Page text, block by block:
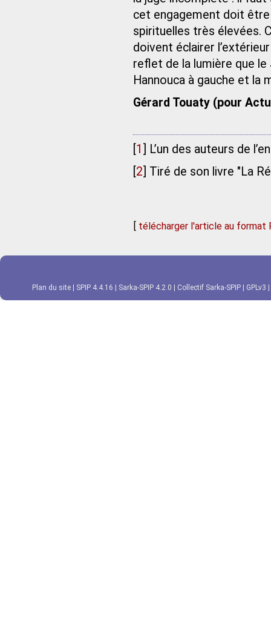
cet engagement doit
spirituelles très élevées.
doivent éclairer
reflet de la lumière que le
Hannouca à gauche et la
Gérard Touaty (pour
1
L’un des auteurs de
2 Tiré de son livre "La
[ télécharger l'article au format
Plan du site SPIP 4.4.16 Sarka-SPIP 4.2.0 Collectif Sarka-SPIP GPLv3